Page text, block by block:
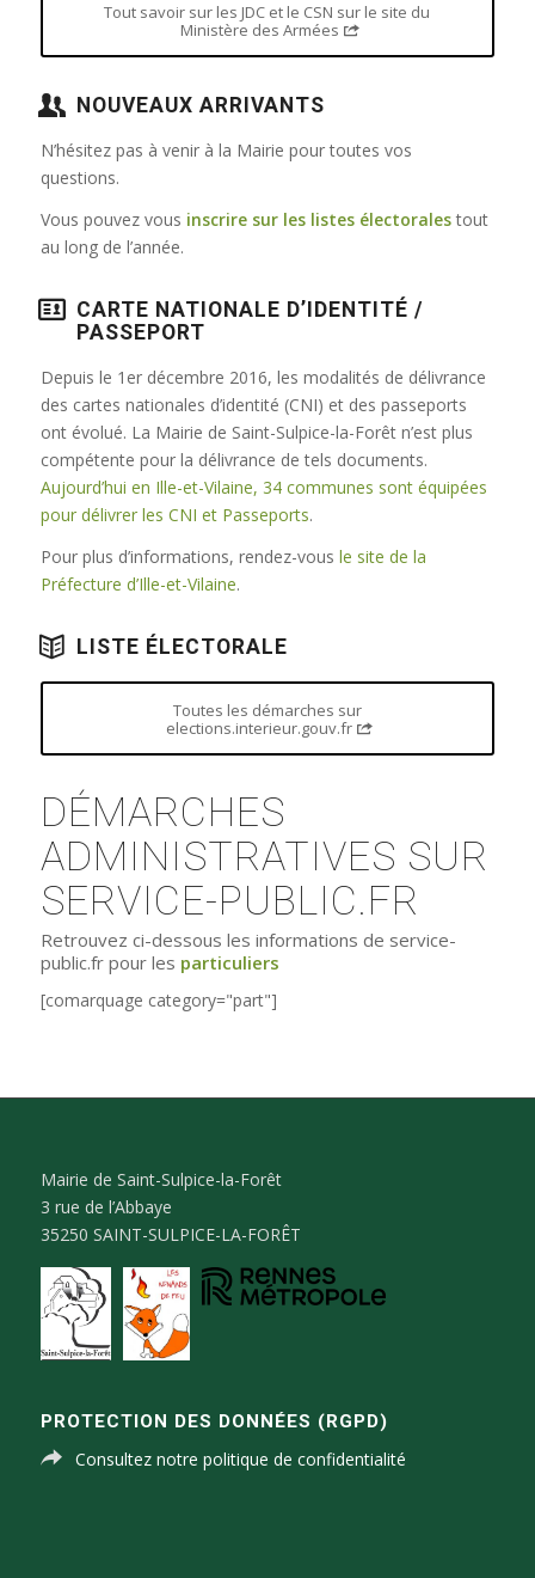
Tout savoir sur les JDC et le CSN sur le site du
Ministère des Armées
NOUVEAUX ARRIVANTS
N’hésitez pas à venir à la Mairie pour toutes vos
questions.
Vous pouvez vous inscrire sur les listes électoralestout
au long de l’année.
CARTE NATIONALE D’IDENTITÉ /
PASSEPORT
Depuis le 1er décembre 2016, les modalités de délivrance
des cartes nationales d’identité (CNI) et des passeports
ont évolué. La Mairie de Saint-Sulpice-la-Forêt n’est plus
compétente pour la délivrance de tels documents.
Aujourd’hui en Ille-et-Vilaine, 34 communes sont équipées
pour délivrer les CNI et Passeports.
Pour plus d’informations, rendez-vous le site de la
Préfecture d’Ille-et-Vilaine.
LISTE ÉLECTORALE
Toutes les démarches sur
elections.interieur.gouv.fr
DÉMARCHES
ADMINISTRATIVES SUR
SERVICE-PUBLIC.FR
Retrouvez ci-dessous les informations de service-
public.fr pour les particuliers
[comarquage category="part"]
Mairie de Saint-Sulpice-la-Forêt
3 rue de l’Abbaye
35250 SAINT-SULPICE-LA-FORÊT
PROTECTION DES DONNÉES (RGPD)
Consultez notre politique de confidentialité